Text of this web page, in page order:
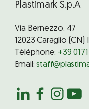
Plastimark S.p.A
Via Bernezzo, 47
12023 Caraglio (CN)
Téléphone: +39
Email: